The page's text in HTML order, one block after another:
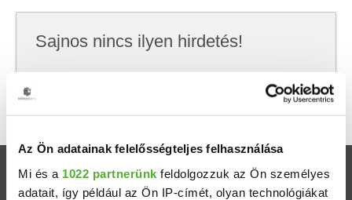
Az Ön adatainak felelősségteljes felhasználása
Mi és a 1022 partnerünk feldolgozzuk az Ön személyes
adatait, így például az Ön IP-címét, olyan technológiákat
Sajnos nincs ilyen hirdetés!
keresni, hátha akkor megtalálod, amit keresel.
Ingatlanok